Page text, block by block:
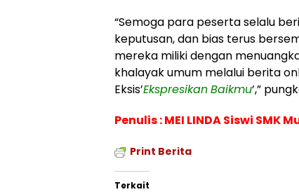
“Semoga para peserta selalu
keputusan, dan bias terus
mereka miliki dengan
khalayak umum melalui berita
Eksis’EkspresikanBaikmu’,”
Penulis : MEI LINDASiswi SMK
Print Berita
Terkait